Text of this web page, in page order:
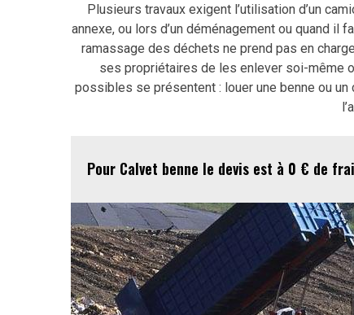
Plusieurs travaux exigent l’utilisation d’un
annexe, ou lors d’un déménagement ou quand
ramassage des déchets ne prend pas en
ses propriétaires de les enlever soi-même
possibles se présentent : louer une benne ou un
Pour Calvet benne le devis est à 0 € de